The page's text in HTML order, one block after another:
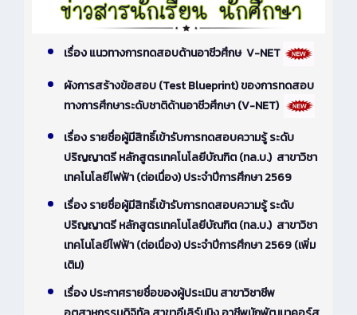
เรื่อง แนวทางการทดสอบด้านอาชีวศึกษ V-NET
ผังการสร้างข้อสอบ (Test Blueprint) ของการทดสอบ
ทางการศึกษาระดับชาติด้านอาชีวศึกษา (V-NET)
เรื่อง รายชื่อผู้มีสิทธิ์เข้ารับการทดสอบความรู้ ระดับ
ปริญญาตรี หลักสูตรเทคโนโลยีบัณฑิต (ทล.บ.) สาขาวิชา
เทคโนโลยีไฟฟ้า (ต่อเนื่อง) ประจำปีการศึกษา 2569
เรื่อง รายชื่อผู้มีสิทธิ์เข้ารับการทดสอบความรู้ ระดับ
ปริญญาตรี หลักสูตรเทคโนโลยีบัณฑิต (ทล.บ.) สาขาวิชา
เทคโนโลยีไฟฟ้า (ต่อเนื่อง) ประจำปีการศึกษา 2569 (เพิ่ม
เติม)
เรื่อง ประกาศรายชื่อของผู้ประเมิน สาขาวิชาชีพ